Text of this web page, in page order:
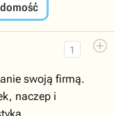
1
swoją firmą.
naczep i